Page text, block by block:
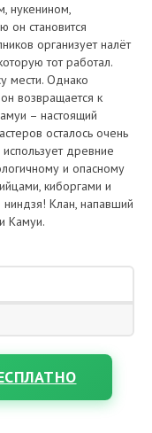
нукенином,
становится
организует налёт
тот работал.
мести. Однако
возвращается к
– настоящий
осталось очень
древние
и опасному
киборгами и
Клан, напавший
Камуи.